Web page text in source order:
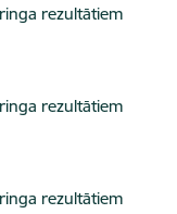
rezultātiem
rezultātiem
rezultātiem